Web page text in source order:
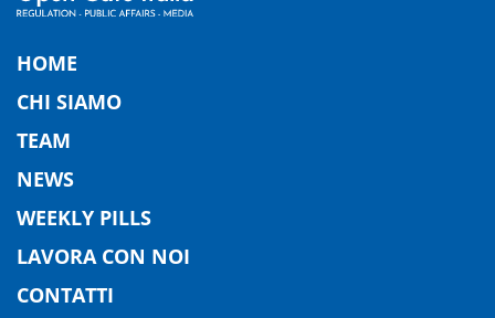
HOME
CHI SIAMO
TEAM
NEWS
WEEKLY PILLS
LAVORA CON NOI
CONTATTI